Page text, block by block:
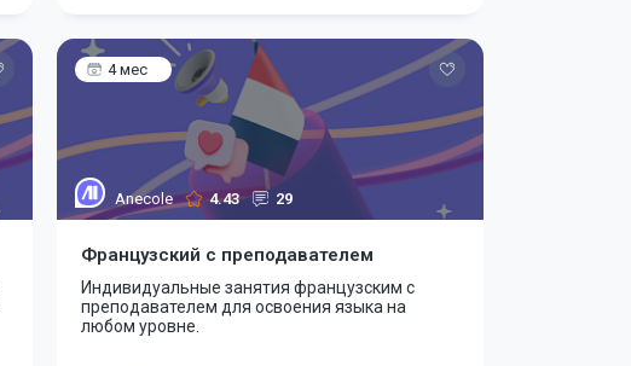
4 мес
Anecole 4.43 29
Французский с преподавателем
Индивидуальные занятия французским с
преподавателем для освоения языка на
любом уровне.